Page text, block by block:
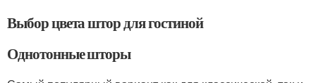
Выбор цвета штор для гостиной
Однотонные шторы